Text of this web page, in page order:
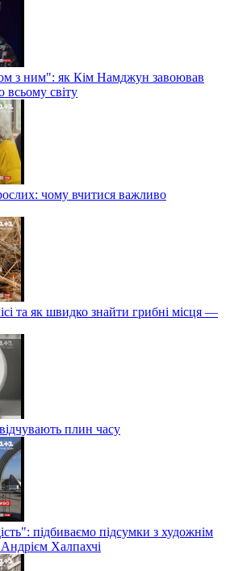
з ним": як Кім Намджун завоював
всьому світу
чому вчитися важливо
та як швидко знайти грибні місця —
плин часу
підбиваємо підсумки з художнім
Халпахчі